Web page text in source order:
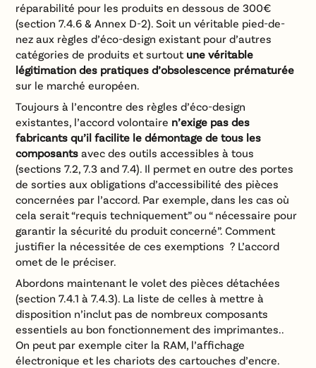
réparabilité pour les produits en dessous de 300€
(section 7.4.6 & Annex D-2). Soit un véritable pied-de-
nez aux règles d’éco-design existant pour d’autres
catégories de produits et surtout une véritable
légitimation des pratiques d’obsolescence prématurée
sur le marché européen.
Toujours à l’encontre des règles d’éco-design
existantes, l’accord volontaire n’exige pas des
fabricants qu’il facilite le démontage de tous les
composantsavec des outils accessibles à tous
(sections 7.2, 7.3 and 7.4). Il permet en outre des portes
de sorties aux obligations d’accessibilité des pièces
concernées par l’accord. Par exemple, dans les cas où
cela serait “requis techniquement” ou “ nécessaire pour
garantir la sécurité du produit concerné”. Comment
justifier la nécessitée de ces exemptions ? L’accord
omet de le préciser.
Abordons maintenant le volet des pièces détachées
(section 7.4.1 à 7.4.3). La liste de celles à mettre à
disposition n’inclut pas de nombreux composants
essentiels au bon fonctionnement des imprimantes..
On peut par exemple citer la RAM, l’affichage
électronique et les chariots des cartouches d’encre.